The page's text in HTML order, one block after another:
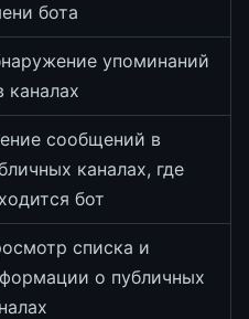
бота
упоминаний
каналах
сообщений в
каналах, где
бот
списка и
о публичных